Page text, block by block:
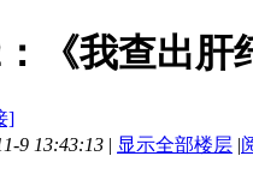
：《我查出
]
9 13:43:13 | 显示全部楼层 |